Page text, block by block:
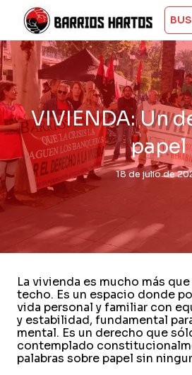
Saltar
contenido
VIVIENDA: Un
papel
18 de julio de
La vivienda es mucho más
techo. Es un espacio donde
vida personal y familiar con
y estabilidad, fundamental
mental. Es un derecho que
contemplado
palabras sobre papel sin